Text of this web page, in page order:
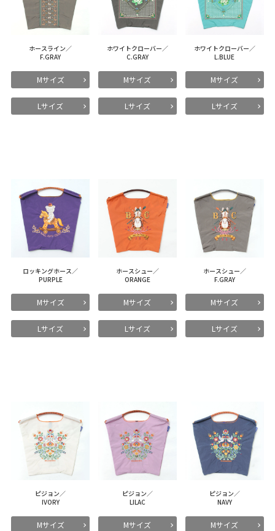
ホースライン／
F.GRAY
Mサイズ
Lサイズ
ホワイトクローバー／
C.GRAY
Mサイズ
Lサイズ
ホワイトクローバー／
L.BLUE
Mサイズ
Lサイズ
ロッキングホース／
PURPLE
Mサイズ
Lサイズ
ホースシュー／
ORANGE
Mサイズ
Lサイズ
ホースシュー／
F.GRAY
Mサイズ
Lサイズ
ピジョン／
IVORY
Mサイズ
ピジョン／
LILAC
Mサイズ
ピジョン／
NAVY
Mサイズ